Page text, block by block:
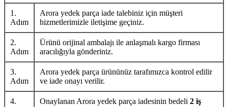
1.
Adım
Arora yedek parça iade talebiniz için müşteri
hizmetlerimizle iletişime geçiniz.
2.
Adım
Ürünü orijinal ambalajı ile anlaşmalı kargo firması
aracılığıyla gönderiniz.
3.
Adım
Arora yedek parça ürününüz tarafımızca kontrol edilir
ve iade onayı verilir.
4.
Onaylanan Arora yedek parça iadesinin bedeli 2 iş